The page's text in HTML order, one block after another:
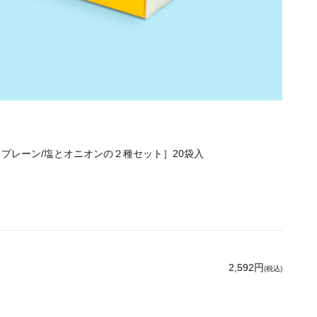
レーン/塩とオニオンの２種セット］20袋入
2,592円(税込)